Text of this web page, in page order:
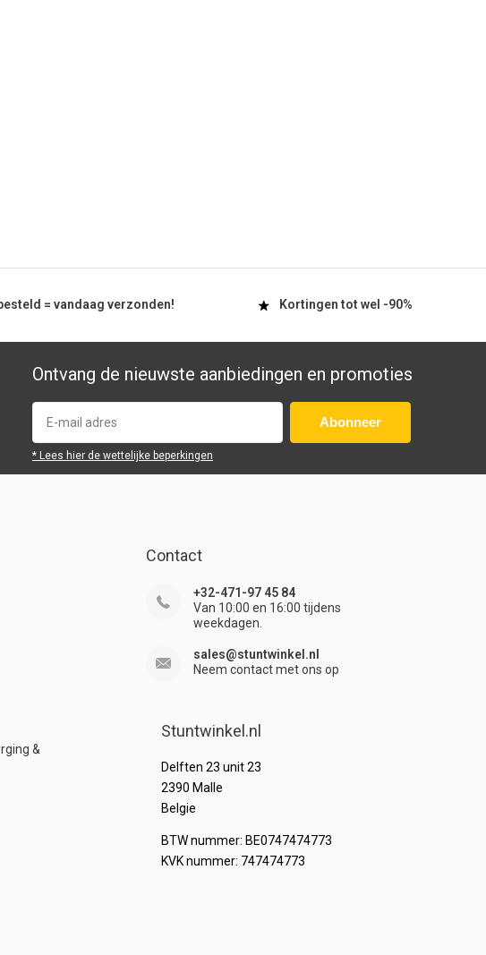
= vandaag verzonden! Kortingen tot wel -90%
Ontvang de nieuwste aanbiedingen en promoties
Abonneer
* Lees hier de wettelijke beperkingen
&
Contact
+32-471-97 45 84
Van 10:00 en 16:00 tijdens
weekdagen.
sales@stuntwinkel.nl
Neem contact met ons op
Stuntwinkel.nl
Delften 23 unit 23
2390 Malle
Belgie
BTW nummer: BE0747474773
KVK nummer: 747474773